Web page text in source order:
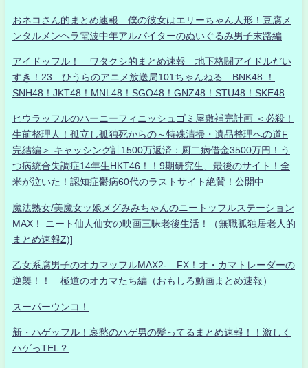
おネコさん的まとめ速報 僕の彼女はエリーちゃん人形！豆腐メ
ンタルメンヘラ電波中年アルバイターのぬいぐるみ男子末路編
アイドッフル！ ワタクシ的まとめ速報 地下格闘アイドルだい
すき！23 ひうらのアニメ放送局101ちゃんねる BNK48 ！
SNH48！JKT48！MNL48！SGO48！GNZ48！STU48！SKE48
ヒウラッフルのハーニーフィニッシュゴミ屋敷補完計画 ＜必殺！
生前整理人！孤立し孤独死からの～特殊清掃・遺品整理への道F
完結編＞ キャッシング計1500万返済：厨二病借金3500万円！う
つ病統合失調症14年生HKT46！！9期研究生、最後のサイト！全
米が泣いた！認知症鬱病60代のラストサイト絶賛！公開中
魔法熟女/美魔女ッ娘メグみみちゃんのニートッフルステーション
MAX！ ニート仙人仙女の映画三昧老後生活！（無職孤独居老人的
まとめ速報Z)]
乙女系腐男子のオカマッフルMAX2- FX！オ・カマトレーダーの
逆襲！！ 極道のオカマたち編（おもしろ動画まとめ速報）
スーパーウンコ！
新・ハゲッフル！哀愁のハゲ男の髪ってるまとめ速報！！激しく
ハゲっTEL？